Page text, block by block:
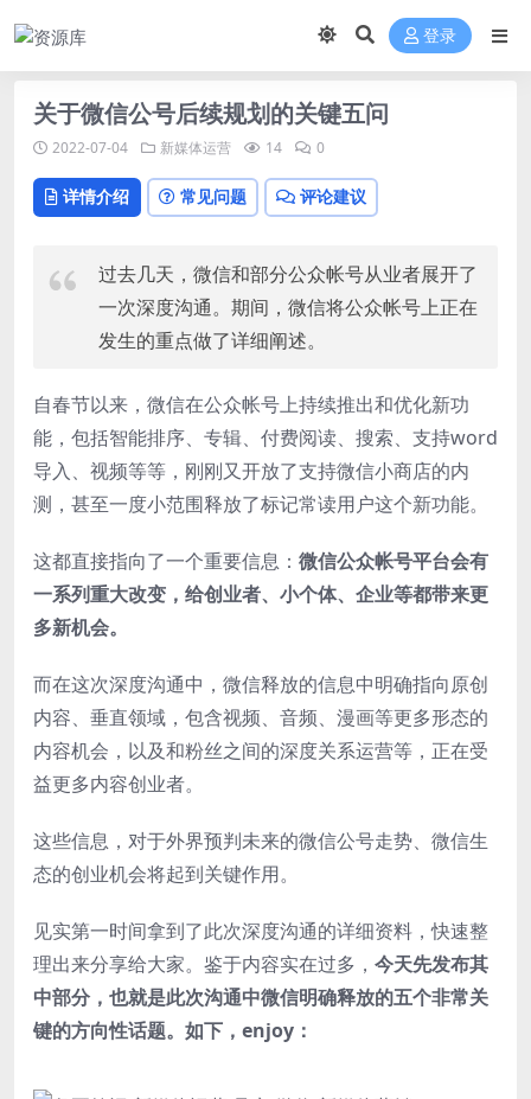
登录
关于微信公号后续规划的关键五问
2022-07-04 新媒体运营 14 0
详情介绍 常见问题 评论建议
过去几天，微信和部分公众帐号从业者展开了
一次深度沟通。期间，微信将公众帐号上正在
发生的重点做了详细阐述。
自春节以来，微信在公众帐号上持续推出和优化新功
能，包括智能排序、专辑、付费阅读、搜索、支持word
导入、视频等等，刚刚又开放了支持微信小商店的内
测，甚至一度小范围释放了标记常读用户这个新功能。
这都直接指向了一个重要信息： 微信公众帐号平台会有
一系列重大改变，给创业者、小个体、企业等都带来更
多新机会。
而在这次深度沟通中，微信释放的信息中明确指向原创
内容、垂直领域，包含视频、音频、漫画等更多形态的
内容机会，以及和粉丝之间的深度关系运营等，正在受
益更多内容创业者。
这些信息，对于外界预判未来的微信公号走势、微信生
态的创业机会将起到关键作用。
见实第一时间拿到了此次深度沟通的详细资料，快速整
理出来分享给大家。鉴于内容实在过多， 今天先发布其
中部分，也就是此次沟通中微信明确释放的五个非常关
键的方向性话题。 如下，enjoy：